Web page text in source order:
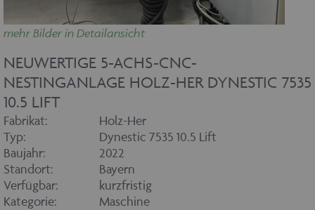
mehr Bilder in Detailansicht
NEUWERTIGE 5-ACHS-CNC-
NESTINGANLAGE HOLZ-HER DYNESTIC 7535
10.5 LIFT
Fabrikat:
Holz-Her
Typ:
Dynestic 7535 10.5 Lift
Baujahr:
2022
Standort:
Bayern
Verfügbar:
kurzfristig
Kategorie:
Maschine